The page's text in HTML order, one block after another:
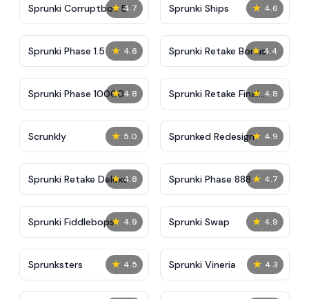
★ 4.7
Sprunki Corruptbox 5 ★ 4.6
Sprunki Ships
★ 4.6
Sprunki Phase 1.5 ★ 4.4
Sprunki Retake Bonus
★ 4.8
Sprunki Phase 10000 ★ 4.8
Sprunki Retake Final
Update
★ 5.0
Scrunkly ★ 4.9
Sprunked Redesign
★ 4.8
Sprunki Retake Deluxe ★ 4.7
Sprunki Phase 888
★ 4.9
Sprunki Fiddlebops ★ 4.9
Sprunki Swap
★ 4.5
Sprunksters ★ 4.3
Sprunki Vineria